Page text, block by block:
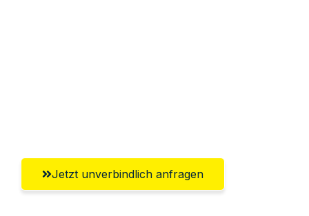
Jetzt unverbindlich anfragen